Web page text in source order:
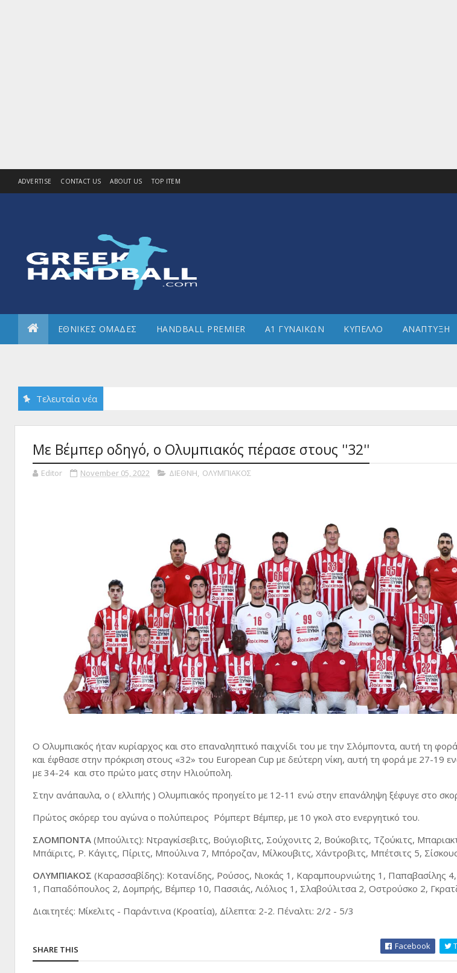
ADVERTISE CONTACT US ABOUT US TOP ITEM
ΕΘΝΙΚΕΣ ΟΜΑΔΕΣ HANDBALL PREMIER Α1 ΓΥΝΑΙΚΩΝ ΚΥΠΕΛΛΟ ΑΝΑΠΤΥΞΗ
Τελευταία νέα
Με Βέμπερ οδηγό, ο Ολυμπιακός πέρασε στους ''32''
Editor November 05, 2022 ΔΙΕΘΝΗ, ΟΛΥΜΠΙΑΚΟΣ
Ο Ολυμπιακός ήταν κυρίαρχος και στο επαναληπτικό παιχνίδι του με την Σλόμποντα, αυτή τη
και έφθασε στην πρόκριση στους «32» του European Cup με δεύτερη νίκη, αυτή τη φορά με 27-19
με 34-24 και στο πρώτο ματς στην Ηλιούπολη.
Στην ανάπαυλα, ο ( ελλιπής ) Ολυμπιακός προηγείτο με 12-11 ενώ στην επανάληψη ξέφυγε στο
Πρώτος σκόρερ του αγώνα ο πολύπειρος Ρόμπερτ Βέμπερ, με 10 γκολ στο ενεργητικό του.
ΣΛΟΜΠΟΝΤΑ (Μπούλιτς): Ντραγκίσεβιτς, Βούγιοβιτς, Σούχονιτς 2, Βούκοβιτς, Τζούκιτς,
Μπάϊριτς, Ρ. Κάγιτς, Πίριτς, Μπούλινα 7, Μπόροζαν, Μίλκουβιτς, Χάντροβιτς, Μπέτσιτς 5,
ΟΛΥΜΠΙΑΚΟΣ (Καρασσαβίδης): Κοτανίδης, Ρούσος, Νιοκάς 1, Καραμπουρνιώτης 1, Παπαβασίλης
1, Παπαδόπουλος 2, Δομπρής, Βέμπερ 10, Πασσιάς, Λιόλιος 1, Σλαβούλιτσα 2, Οστρούσκο 2,
Διαιτητές: Μίκελιτς - Παράντινα (Κροατία), Δίλεπτα: 2-2. Πέναλτι: 2/2 - 5/3
SHARE THIS Facebook